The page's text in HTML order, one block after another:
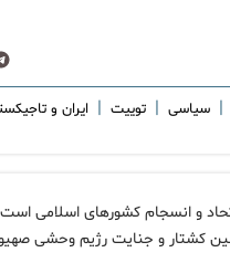
| سیاسی | توییت | ایران و
و انسجام کشورهای اسلامی است
کشتار و جنایت رژیم وحشی